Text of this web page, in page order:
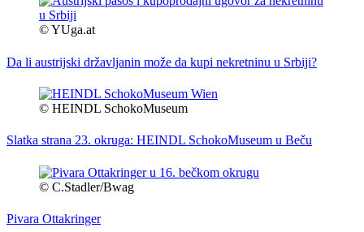
© YUga.at
Da li austrijski državljanin može da kupi nekretninu u Srbiji?
© HEINDL SchokoMuseum
Slatka strana 23. okruga: HEINDL SchokoMuseum u Beču
© C.Stadler/Bwag
Pivara Ottakringer